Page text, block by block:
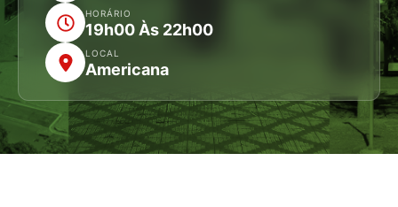
HORÁRIO
19h00 Às 22h00
LOCAL
Americana